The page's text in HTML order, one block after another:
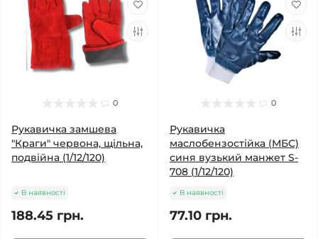
0
Рукавичка замшева
"Краги" червона, щільна,
подвійна (1/12/120)
В наявності
188.45 грн.
0
Рукавичка
маслобензостійка (МБС)
синя вузький манжет S-
708 (1/12/120)
В наявності
77.10 грн.